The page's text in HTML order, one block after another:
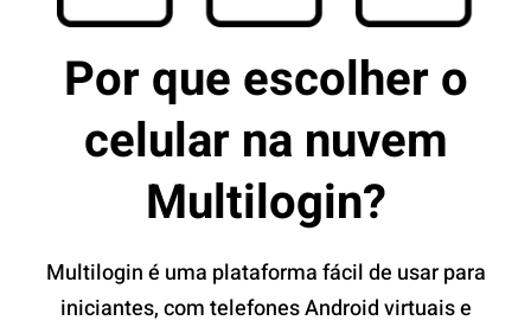
Por que escolher o
celular na nuvem
Multilogin?
Multilogin é uma plataforma fácil de usar para
iniciantes, com telefones Android virtuais e